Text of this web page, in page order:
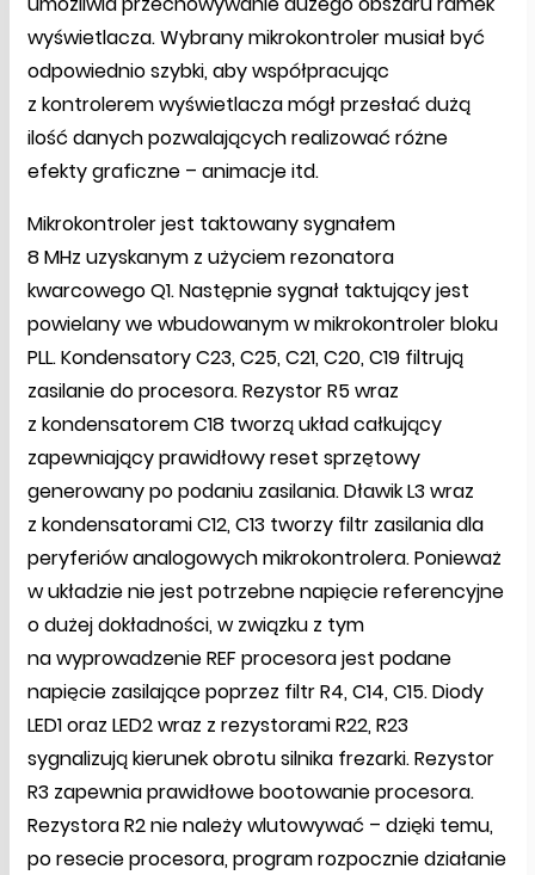
wyświetlacza. Wybrany mikrokontroler musiał być
odpowiednio szybki, aby współpracując
z kontrolerem wyświetlacza mógł przesłać dużą
ilość danych pozwalających realizować różne
efekty graficzne – animacje itd.
Mikrokontroler jest taktowany sygnałem
8 MHz uzyskanym z użyciem rezonatora
kwarcowego Q1. Następnie sygnał taktujący jest
powielany we wbudowanym w mikrokontroler bloku
PLL. Kondensatory C23, C25, C21, C20, C19 filtrują
zasilanie do procesora. Rezystor R5 wraz
z kondensatorem C18 tworzą układ całkujący
zapewniający prawidłowy reset sprzętowy
generowany po podaniu zasilania. Dławik L3 wraz
z kondensatorami C12, C13 tworzy filtr zasilania dla
peryferiów analogowych mikrokontrolera. Ponieważ
w układzie nie jest potrzebne napięcie referencyjne
o dużej dokładności, w związku z tym
na wyprowadzenie REF procesora jest podane
napięcie zasilające poprzez filtr R4, C14, C15. Diody
LED1 oraz LED2 wraz z rezystorami R22, R23
sygnalizują kierunek obrotu silnika frezarki. Rezystor
R3 zapewnia prawidłowe bootowanie procesora.
Rezystora R2 nie należy wlutowywać – dzięki temu,
po resecie procesora, program rozpocznie działanie